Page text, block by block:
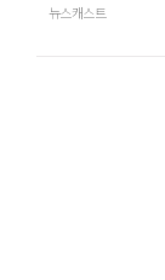
뉴스캐스트